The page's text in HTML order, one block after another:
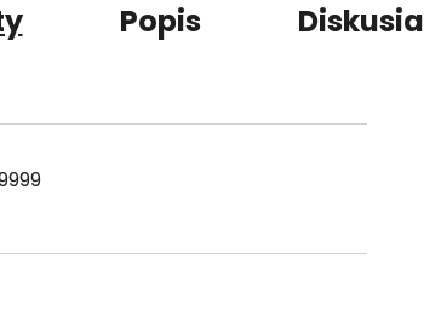
Popis Diskusia